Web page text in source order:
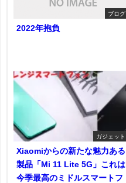
ブログ
2022年抱負
ガジェット
Xiaomiからの新たな魅力ある
製品「Mi 11 Lite 5G」これは
今季最高のミドルスマートフ